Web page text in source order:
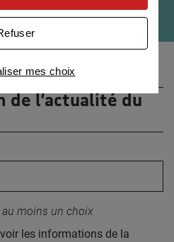
de l’actualité du
moins un choix
les informations de la
nous utilisons avec nos
mes choix